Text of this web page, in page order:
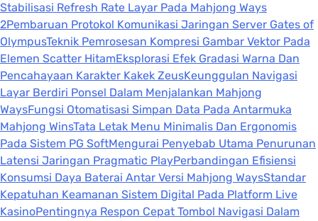
Stabilisasi Refresh Rate Layar Pada Mahjong Ways
2Pembaruan Protokol Komunikasi Jaringan Server Gates of
OlympusTeknik Pemrosesan Kompresi Gambar Vektor Pada
Elemen Scatter HitamEksplorasi Efek Gradasi Warna Dan
Pencahayaan Karakter Kakek ZeusKeunggulan Navigasi
Layar Berdiri Ponsel Dalam Menjalankan Mahjong
WaysFungsi Otomatisasi Simpan Data Pada Antarmuka
Mahjong WinsTata Letak Menu Minimalis Dan Ergonomis
Pada Sistem PG SoftMengurai Penyebab Utama Penurunan
Latensi Jaringan Pragmatic PlayPerbandingan Efisiensi
Konsumsi Daya Baterai Antar Versi Mahjong WaysStandar
Kepatuhan Keamanan Sistem Digital Pada Platform Live
KasinoPentingnya Respon Cepat Tombol Navigasi Dalam